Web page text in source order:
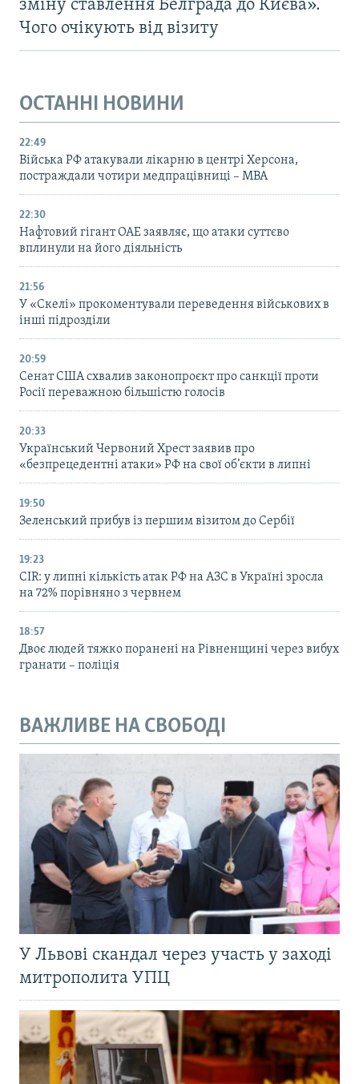
зміну ставлення Белграда до Києва».
Чого очікують від візиту
ОСТАННІ НОВИНИ
22:49
Війська РФ атакували лікарню в центрі Херсона,
постраждали чотири медпрацівниці – МВА
22:30
Нафтовий гігант ОАЕ заявляє, що атаки суттєво
вплинули на його діяльність
21:56
У «Скелі» прокоментували переведення військових в
інші підрозділи
20:59
Cенат США схвалив законопроєкт про санкції проти
Росії переважною більшістю голосів
20:33
Український Червоний Хрест заявив про
«безпрецедентні атаки» РФ на свої об’єкти в липні
19:50
Зеленський прибув із першим візитом до Сербії
19:23
CIR: у липні кількість атак РФ на АЗС в Україні зросла
на 72% порівняно з червнем
18:57
Двоє людей тяжко поранені на Рівненщині через вибух
гранати – поліція
ВАЖЛИВЕ НА СВОБОДІ
У Львові скандал через участь у заході
митрополита УПЦ